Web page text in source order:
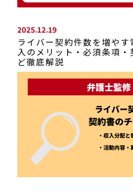
2025.12.19
ライバー契約件数を増や
入のメリット・必須条項・
ど徹底解説